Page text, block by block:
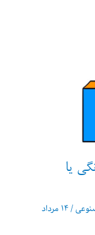
یا
/ ۱۴ مرداد